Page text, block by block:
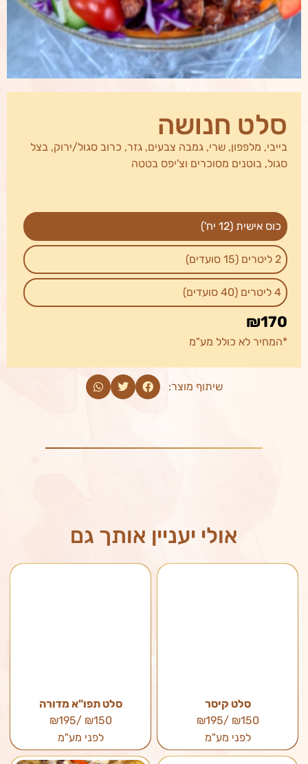
סלט חנושה
בייבי, מלפפון, שרי, גמבה צבעים, גזר, כרוב סגול/ירוק, בצל
סגול, בוטנים מסוכרים וצ'יפס בטטה
כוס אישית (12 יח')
2 ליטרים (15 סועדים)
4 ליטרים (40 סועדים)
₪170
₪150
*המחיר לא כולל מע"מ
שיתוף מוצר:
אולי יעניין אותך גם
סלט קיסר
₪150 /₪195
לפני מע"מ
סלט תפו"א מדורה
₪150 /₪195
לפני מע"מ